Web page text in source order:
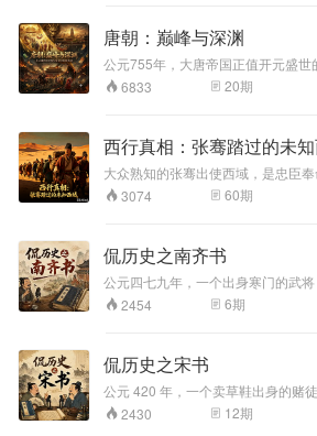
集，不按年份念流
水账，而是带着管
理学的手术刀，解
剖这个上古第一帝
国的崛起、鼎盛与
它的顶层设计、交
通网络和宗教治
理，比它的刀剑锋
利得多。准备好重
述战争，而是把奥
斯曼当作一个巨大
的管理样本——剖
析它的宫廷权力游
戏、近卫军制度绑
局，以及它和欧洲
列强的生死博弈。
你会发现，奥斯曼
的崛起与衰亡，本
与危机的问题。这
段历史，就是一部
关于帝国生存与死
亡的教科书，而
——聊创业团队怎么分崩离析，聊杀
如何用二十三年证明自己是好皇帝，
怎样突破三重天花板登上皇位，聊盛
是自己把自己搞垮。 我们手上有两本正史——
《旧唐书》和《新唐书》。同一段历
诛之"vs"杀"）。两本书写作相隔一百
的政治需求变了，写出来的历史就变
比本身，就是我们理解唐朝的一把钥匙。
查网上那些乱七八糟的文章，所有内
只是讲故事——每集都有制度分析，
这样"的解释，有"我"的个人感受和观
唐朝：巅峰与深渊
公元755年，大唐帝国正值开元盛世
国来朝，长安城是世界的中心。然而
当安史之乱的硝烟散去，帝国已满目
二。从巅峰到深渊，唐朝只用了8年
了什么？是命运的偶然还是制度的必
将带你回到那个惊天巨变的年代，
事、人性多个维度，还原这场浩劫的
6833 20期
西行真相：张骞踏过的未
大众熟知的张骞出使西域，是忠臣奉
氏抗匈的励志故事。但真实历史远
使的真正目的藏着多重战略；被匈奴
最初不为通商，而是军事布局的衍生
逐段拆解《史记》《汉书》原文，对
现，还原被后世篡改、演义、美化的
西域史。深度叙事带你直面历史的冷
重新认识这位被刻板标签遮蔽的复杂
3074 60期
侃历史之南齐书
公元四七九年，一个出身寒门的武将
打下了自己的江山。他登基那天说了
我治理天下十年，我要让黄金跌到跟
十四年——中国历史上最短命的王朝
换了七个皇帝，六个死于非命。更荒
掉这家公司的不是外敌，全是自己人
叔养大的侄子，把叔叔的子孙全部杀
侄子的儿子，更是用三年时间，把整
2454 6期
侃历史之宋书
公元 420 年，一个卖草鞋出身的赌徒
刀打下了中国南方最庞大的帝国。他
后谥号"武皇帝"。五十九年后，公元
2430 12期